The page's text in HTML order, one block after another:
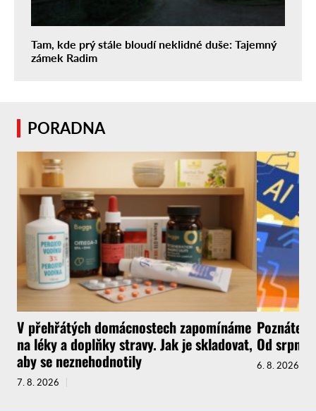
Tam, kde prý stále bloudí neklidné duše: Tajemný
zámek Radim
PORADNA
V přehřátých domácnostech zapomínáme
na léky a doplňky stravy. Jak je skladovat,
aby se neznehodnotily
7. 8. 2026
Poznáte,
Od srpna
6. 8. 2026